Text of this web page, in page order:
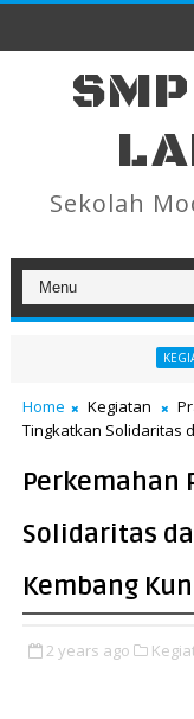
Sekolah
Cinta Mengaji di
Home Kegiatan
Tingkatkan Solidaritas
Perkemahan
Solidaritas
Kembang
2 years ago